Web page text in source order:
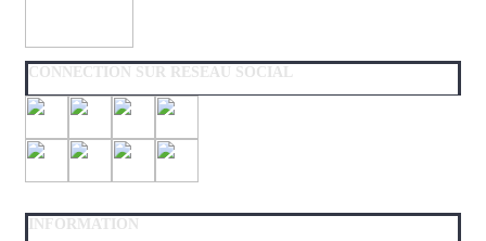
CONNECTION SUR RESEAU SOCIAL
INFORMATION